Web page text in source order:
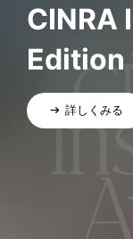
CINRA
詳しくみる